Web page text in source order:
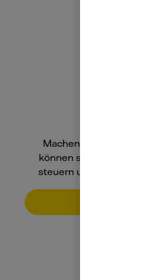
Machen Sie Ihr
können smarte
steuern und Heizkosten